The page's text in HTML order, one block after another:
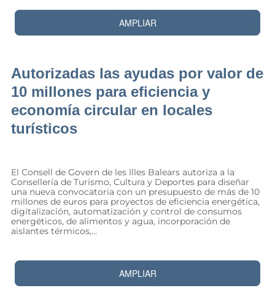
AMPLIAR
Autorizadas las ayudas por valor de
10 millones para eficiencia y
economía circular en locales
turísticos
El Consell de Govern de les Illes Balears autoriza a la
Consellería de Turismo, Cultura y Deportes para diseñar
una nueva convocatoria con un presupuesto de más de 10
millones de euros para proyectos de eficiencia energética,
digitalización, automatización y control de consumos
energéticos, de alimentos y agua, incorporación de
aislantes térmicos,…
AMPLIAR